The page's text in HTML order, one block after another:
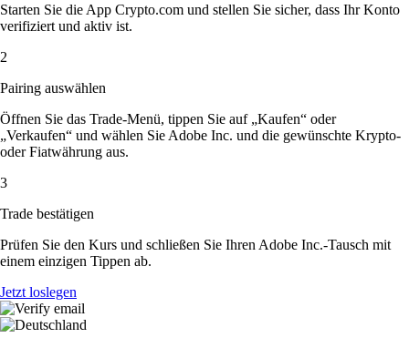
Starten Sie die App Crypto.com und stellen Sie sicher, dass Ihr Konto
verifiziert und aktiv ist.
2
Pairing auswählen
Öffnen Sie das Trade-Menü, tippen Sie auf „Kaufen“ oder
„Verkaufen“ und wählen Sie Adobe Inc. und die gewünschte Krypto-
oder Fiatwährung aus.
3
Trade bestätigen
Prüfen Sie den Kurs und schließen Sie Ihren Adobe Inc.-Tausch mit
einem einzigen Tippen ab.
Jetzt loslegen